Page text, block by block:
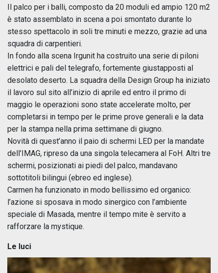
Il palco per i balli, composto da 20 moduli ed ampio 120 m2
è stato assemblato in scena a poi smontato durante lo
stesso spettacolo in soli tre minuti e mezzo, grazie ad una
squadra di carpentieri.
In fondo alla scena Irgunit ha costruito una serie di piloni
elettrici e pali del telegrafo, fortemente giustapposti al
desolato deserto. La squadra della Design Group ha iniziato
il lavoro sul sito all’inizio di aprile ed entro il primo di
maggio le operazioni sono state accelerate molto, per
completarsi in tempo per le prime prove generali e la data
per la stampa nella prima settimane di giugno.
Novità di quest’anno il paio di schermi LED per la mandate
dell’IMAG, ripreso da una singola telecamera al FoH. Altri tre
schermi, posizionati ai piedi del palco, mandavano
sottotitoli bilingui (ebreo ed inglese).
Carmen ha funzionato in modo bellissimo ed organico:
l’azione si sposava in modo sinergico con l’ambiente
speciale di Masada, mentre il tempo mite è servito a
rafforzare la mystique.
Le luci